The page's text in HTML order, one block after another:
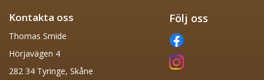
Kontakta oss
Thomas Smide
Hörjavägen 4
282 34 Tyringe, Skåne
Följ oss